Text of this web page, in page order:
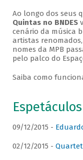
Ao longo dos seus
Quintas no BNDES
cenário da música
artistas
nomes da MPB
pelo palco do
Saiba como
09/12/2015 -
02/12/2015 -